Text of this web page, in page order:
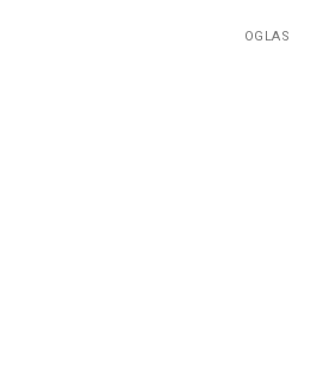
OGLAS